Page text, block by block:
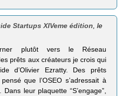
Startups XIVeme édition , le
plutôt vers le Réseau
prêts aux créateurs je crois qui
d’Olivier Ezratty. Des prêts
que l’OSEO s’adressait à
leur plaquette “S’engage”,